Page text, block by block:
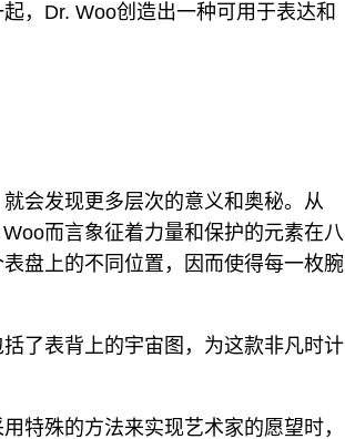
，Dr. Woo创造出一种可用于表达和
会发现更多层次的意义和奥秘。从
而言象征着力量和保护的元素在八
盘上的不同位置，因而使得每一枚腕
了表背上的宇宙图，为这款非凡时计
特殊的方法来实现艺术家的愿望时，